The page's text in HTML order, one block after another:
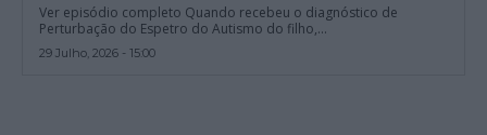
Ver episódio completo Quando recebeu o diagnóstico de
Perturbação do Espetro do Autismo do filho,...
29 Julho, 2026 - 15:00